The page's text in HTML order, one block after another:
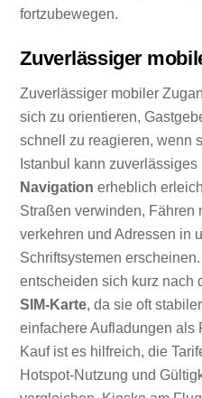
fortzubewegen.
Zuverlässiger
Zuverlässiger mobiler
sich zu orientieren,
schnell zu reagieren, wenn
Istanbul kann
Navigation erheblich
Straßen verwinden, Fähren
verkehren und Adressen in
Schriftsystemen
entscheiden sich kurz nach
SIM-Karte, da sie oft
einfachere Aufladungen als
Kauf ist es hilfreich, die
Hotspot-Nutzung und